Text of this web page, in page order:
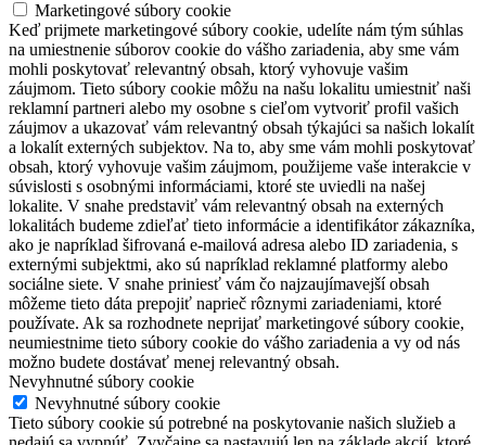
Marketingové súbory cookie
Keď prijmete marketingové súbory cookie, udelíte nám tým súhlas
na umiestnenie súborov cookie do vášho zariadenia, aby sme vám
mohli poskytovať relevantný obsah, ktorý vyhovuje vašim
záujmom. Tieto súbory cookie môžu na našu lokalitu umiestniť naši
reklamní partneri alebo my osobne s cieľom vytvoriť profil vašich
záujmov a ukazovať vám relevantný obsah týkajúci sa našich lokalít
a lokalít externých subjektov. Na to, aby sme vám mohli poskytovať
obsah, ktorý vyhovuje vašim záujmom, použijeme vaše interakcie v
súvislosti s osobnými informáciami, ktoré ste uviedli na našej
lokalite. V snahe predstaviť vám relevantný obsah na externých
lokalitách budeme zdieľať tieto informácie a identifikátor zákazníka,
ako je napríklad šifrovaná e-mailová adresa alebo ID zariadenia, s
externými subjektmi, ako sú napríklad reklamné platformy alebo
sociálne siete. V snahe priniesť vám čo najzaujímavejší obsah
môžeme tieto dáta prepojiť naprieč rôznymi zariadeniami, ktoré
používate. Ak sa rozhodnete neprijať marketingové súbory cookie,
neumiestnime tieto súbory cookie do vášho zariadenia a vy od nás
možno budete dostávať menej relevantný obsah.
Nevyhnutné súbory cookie
Nevyhnutné súbory cookie
Tieto súbory cookie sú potrebné na poskytovanie našich služieb a